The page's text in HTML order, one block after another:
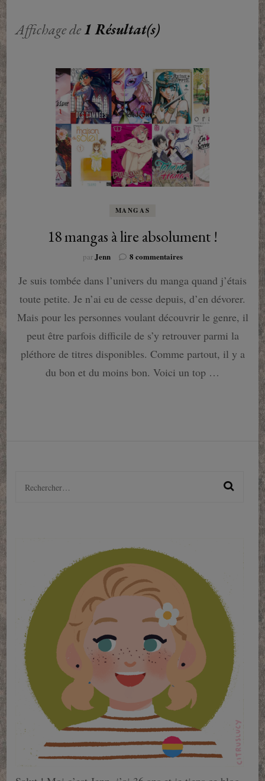
Affichage de1 Résultat(s)
MANGAS
18 mangas à lire absolument !
parJenn 8 commentairessur
mangas
lire
absolument
Je suis tombée dans l’univers du manga quand j’étais
toute petite. Je n’ai eu de cesse depuis, d’en dévorer.
Mais pour les personnes voulant découvrir le genre, il
peut être parfois difficile de s’y retrouver parmi la
pléthore de titres disponibles. Comme partout, il y a
du bon et du moins bon. Voici un top …
Rechercher :